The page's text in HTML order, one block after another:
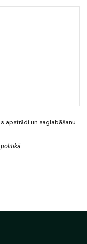
apstrādi un saglabāšanu.